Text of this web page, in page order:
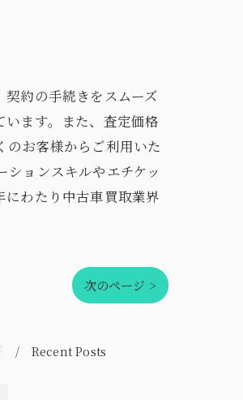
約の手続きをスムーズ
ます。また、査定価格
のお客様からご利用いた
ョンスキルやエチケッ
わたり中古車買取業界
次のページ >
Recent Posts